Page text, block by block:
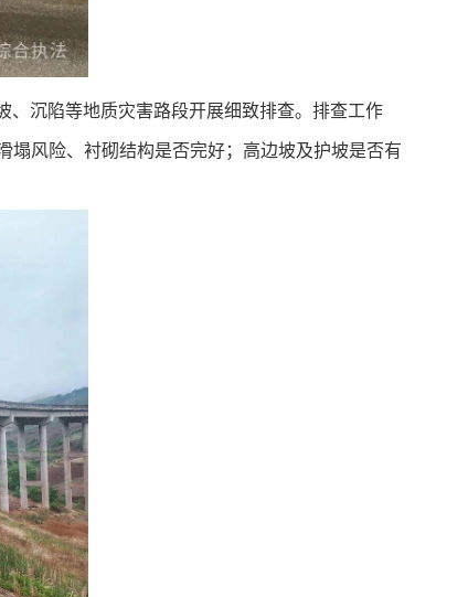
沉陷等地质灾害路段开展细致排查。排查工作
风险、衬砌结构是否完好；高边坡及护坡是否有